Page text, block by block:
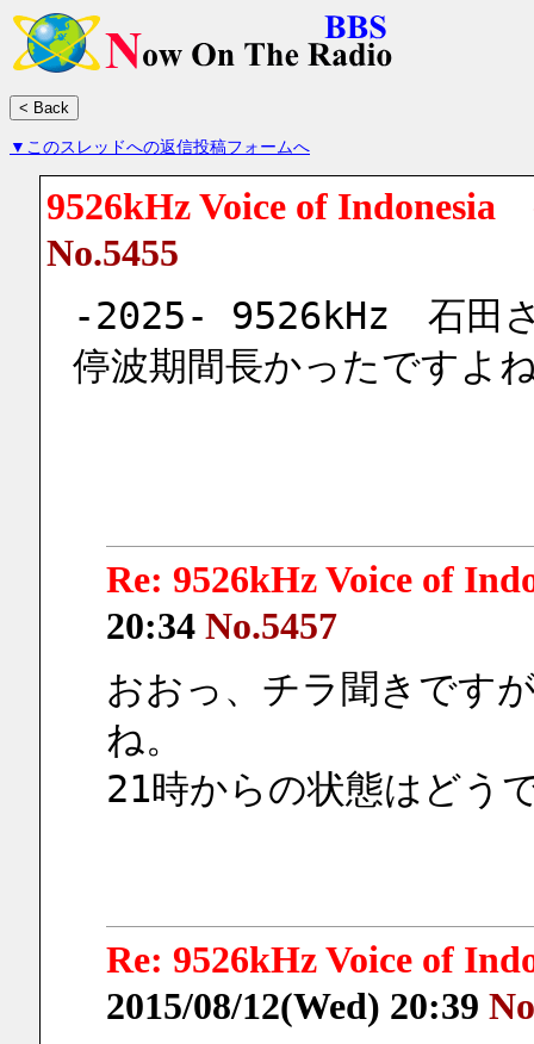
▼このスレッドへの返信投稿フォームへ
9526kHz Voice of Indonesia
No.5455
-2025- 9526kHz　石田
停波期間長かったですよ
Re: 9526kHz Voice of
20:34 No.5457
おおっ、チラ聞きです
ね。
21時からの状態はどう
Re: 9526kHz Voice of
2015/08/12(Wed) 20:39